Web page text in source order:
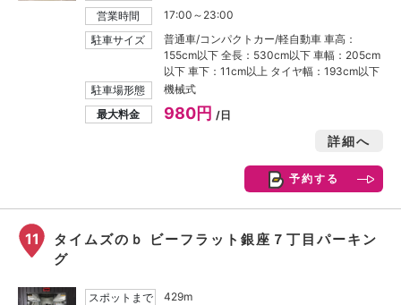
営業時間
17:00～23:00
駐車サイズ
普通車/コンパクトカー/軽自動車 車高：
155cm以下 全長：530cm以下 車幅：205cm
以下 車下：11cm以上 タイヤ幅：193cm以下
駐車場形態
機械式
最大料金
980円/日
詳細へ
予約する
11
タイムズのｂ ビーフラット銀座７丁目パーキン
グ
スポットまで
429m